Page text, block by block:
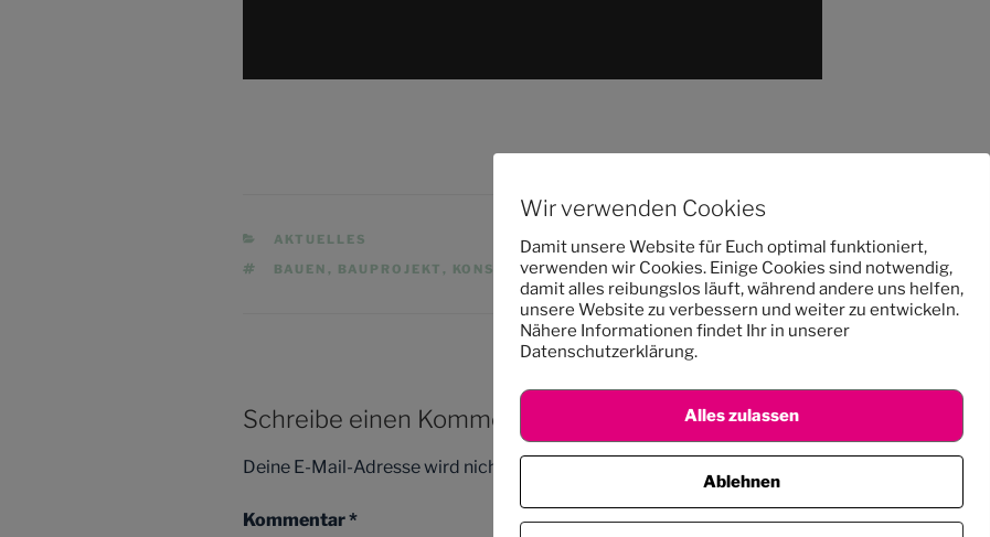
KATEGORIEN
AKTUELLES
SCHLAGWÖRTER
BAUEN , BAUPROJEKT , KONSTRUIEREN,PROJEKT,PROJEKTE
Schreibe einen Kommentar
Deine E-Mail-Adresse wird nicht veröffentlicht.
Kommentar*
Wir verwenden Cookies
Damit unsere Website für Euch optimal funktioniert,
verwenden wir Cookies. Einige Cookies sind notwendig,
damit alles reibungslos läuft, während andere uns helfen,
unsere Website zu verbessern und weiter zu entwickeln.
Nähere Informationen findet Ihr in unserer
Datenschutzerklärung.
Alles zulassen
Ablehnen